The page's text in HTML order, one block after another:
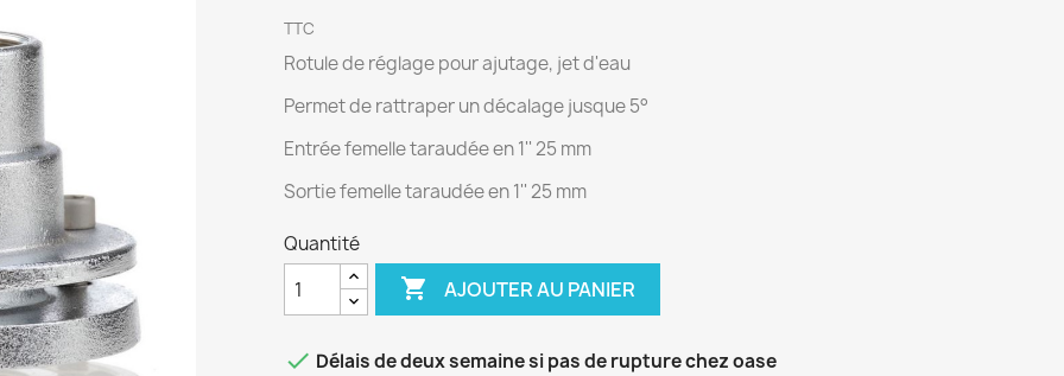
TTC
Rotule de réglage pour ajutage, jet d'eau
Permet de rattraper un décalage jusque 5°
Entrée femelle taraudée en 1'' 25 mm
Sortie femelle taraudée en 1'' 25 mm
Quantité
 AJOUTER AU PANIER
 Délais de deux semaine si pas de rupture chez oase